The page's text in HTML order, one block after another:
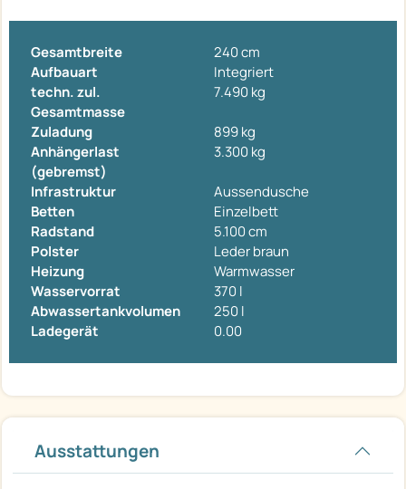
Gesamtbreite
240 cm
Aufbauart
Integriert
techn. zul.
Gesamtmasse
7.490 kg
Zuladung
899 kg
Anhängerlast
(gebremst)
3.300 kg
Infrastruktur
Aussendusche
Betten
Einzelbett
Radstand
5.100 cm
Polster
Leder braun
Heizung
Warmwasser
Wasservorrat
370 l
Abwassertankvolumen
250 l
Ladegerät
0.00
Ausstattungen